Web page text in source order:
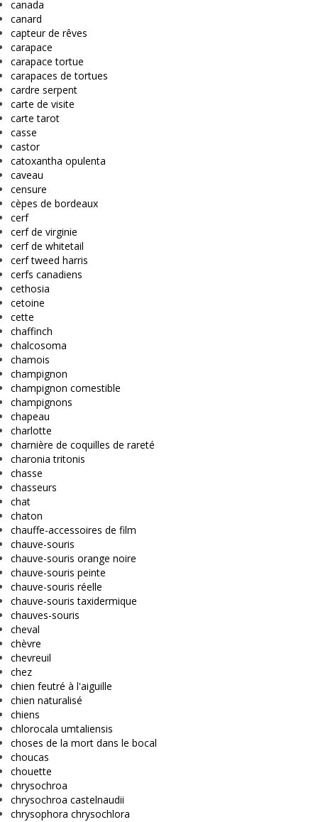
canada
canard
capteur de rêves
carapace
carapace tortue
carapaces de tortues
cardre serpent
carte de visite
carte tarot
casse
castor
catoxantha opulenta
caveau
censure
cèpes de bordeaux
cerf
cerf de virginie
cerf de whitetail
cerf tweed harris
cerfs canadiens
cethosia
cetoine
cette
chaffinch
chalcosoma
chamois
champignon
champignon comestible
champignons
chapeau
charlotte
charnière de coquilles de rareté
charonia tritonis
chasse
chasseurs
chat
chaton
chauffe-accessoires de film
chauve-souris
chauve-souris orange noire
chauve-souris peinte
chauve-souris réelle
chauve-souris taxidermique
chauves-souris
cheval
chèvre
chevreuil
chez
chien feutré à l'aiguille
chien naturalisé
chiens
chlorocala umtaliensis
choses de la mort dans le bocal
choucas
chouette
chrysochroa
chrysochroa castelnaudii
chrysophora chrysochlora